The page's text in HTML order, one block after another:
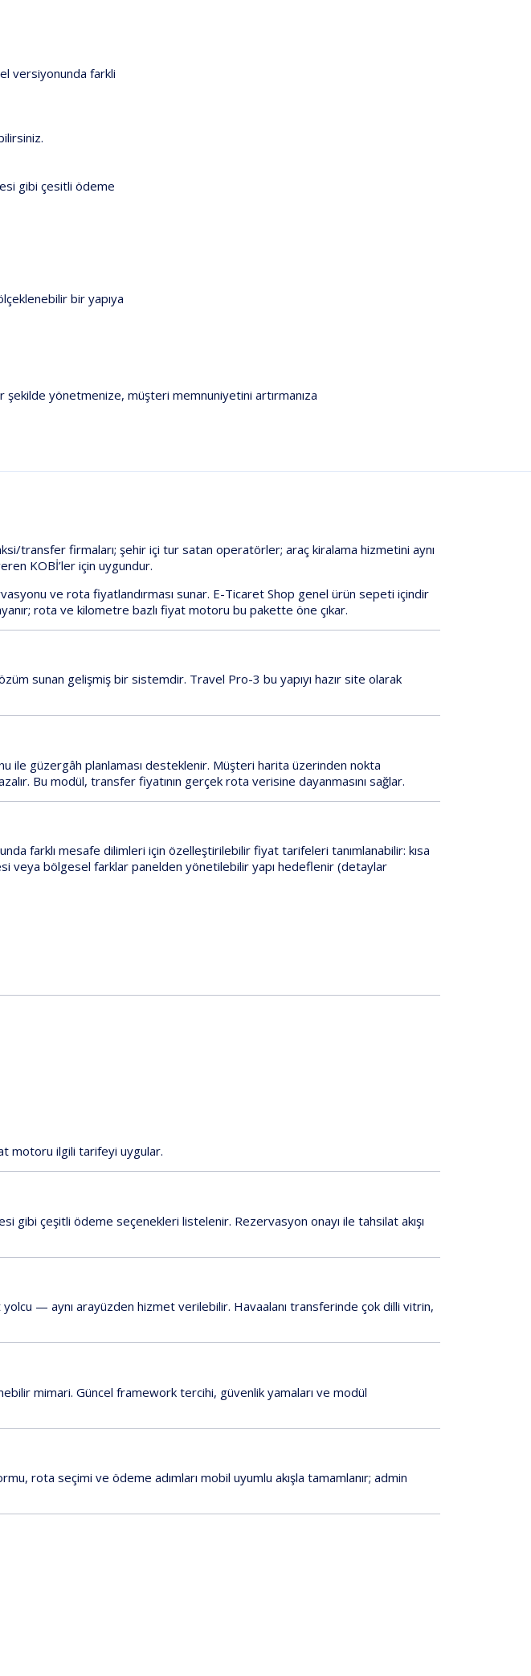
versiyonunda farkli
gibi çesitli ödeme
bir yapıya
yönetmenize, müşteri memnuniyetini artırmanıza
transfer firmaları;şehir içi tur satan operatörler;araç kiralama hizmetini aynı
KOBİ’ler için uygundur.
ve rota fiyatlandırması sunar. E-Ticaret Shop genel ürün sepeti içindir
rota ve kilometre bazlı fiyat motorubu pakette öne çıkar.
sunan gelişmiş bir sistemdir. Travel Pro-3 bu yapıyı hazır site olarak
ile güzergâh planlaması desteklenir. Müşteri harita üzerinden nokta
Bu modül, transfer fiyatının gerçek rota verisine dayanmasını sağlar.
farklı mesafe dilimleri içinözelleştirilebilir fiyat tarifeleri tanımlanabilir: kısa
veya bölgesel farklar panelden yönetilebilir yapı hedeflenir (detaylar
motoru ilgili tarifeyi uygular.
gibi çeşitli ödeme seçenekleri listelenir. Rezervasyon onayı ile tahsilat akışı
— aynı arayüzden hizmet verilebilir. Havaalanı transferinde çok dilli vitrin,
mimari. Güncel framework tercihi, güvenlik yamaları ve modül
rota seçimi ve ödeme adımları mobil uyumlu akışla tamamlanır; admin